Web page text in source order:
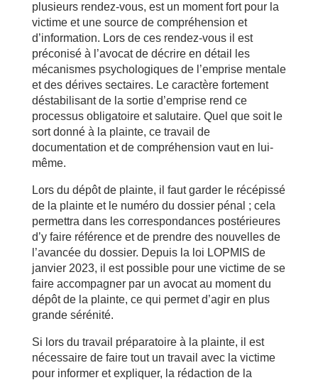
plusieurs rendez-vous, est un moment fort pour la
victime et une source de compréhension et
d’information. Lors de ces rendez-vous il est
préconisé à l’avocat de décrire en détail les
mécanismes psychologiques de l’emprise mentale
et des dérives sectaires. Le caractère fortement
déstabilisant de la sortie d’emprise rend ce
processus obligatoire et salutaire. Quel que soit le
sort donné à la plainte, ce travail de
documentation et de compréhension vaut en lui-
même.
Lors du dépôt de plainte, il faut garder le récépissé
de la plainte et le numéro du dossier pénal ; cela
permettra dans les correspondances postérieures
d’y faire référence et de prendre des nouvelles de
l’avancée du dossier. Depuis la loi LOPMIS de
janvier 2023, il est possible pour une victime de se
faire accompagner par un avocat au moment du
dépôt de la plainte, ce qui permet d’agir en plus
grande sérénité.
Si lors du travail préparatoire à la plainte, il est
nécessaire de faire tout un travail avec la victime
pour informer et expliquer, la rédaction de la